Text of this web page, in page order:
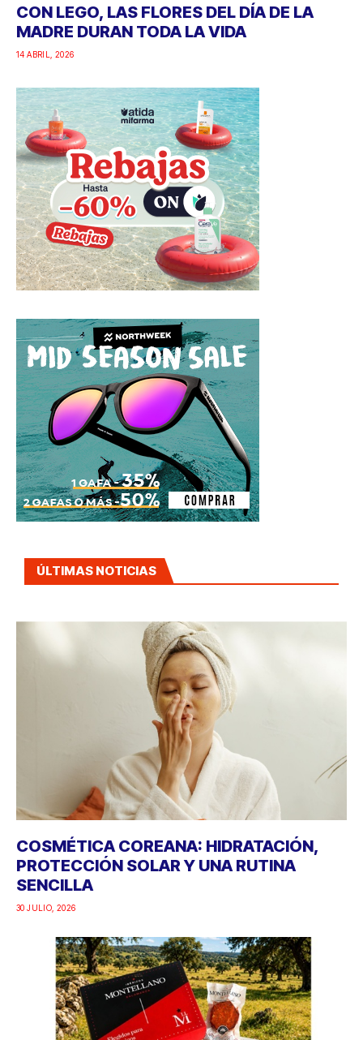
CON LEGO, LAS FLORES DEL DÍA DE LA
MADRE DURAN TODA LA VIDA
14 ABRIL, 2026
ÚLTIMAS NOTICIAS
COSMÉTICA COREANA: HIDRATACIÓN,
PROTECCIÓN SOLAR Y UNA RUTINA
SENCILLA
30 JULIO, 2026